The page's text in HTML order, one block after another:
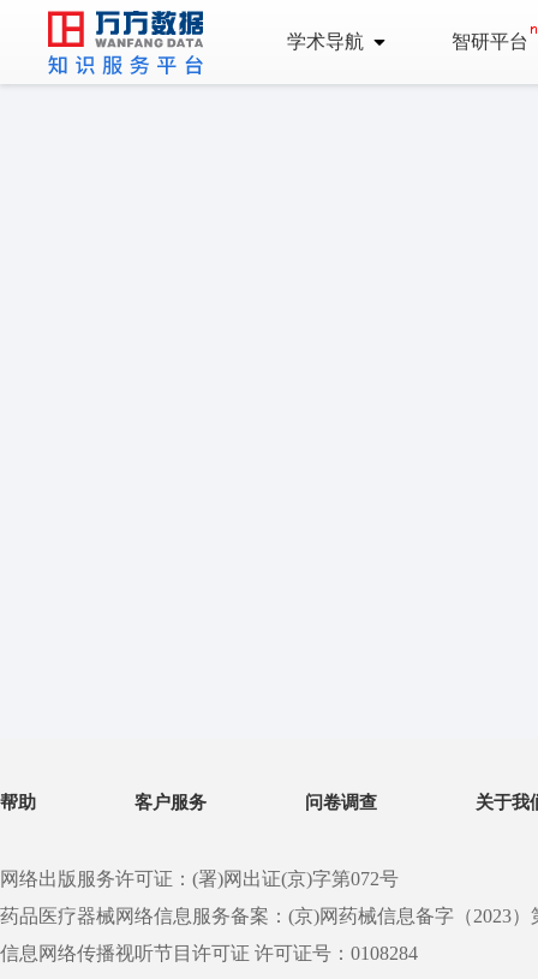
学术导航 智研平台
帮助 客户服务 问卷调查 关于我
网络出版服务许可证：(署)网出证(京)字第072号
药品医疗器械网络信息服务备案：(京)网药械信息备字（2023）
信息网络传播视听节目许可证 许可证号：0108284